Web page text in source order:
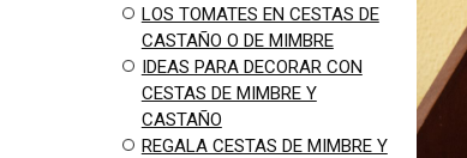
LOS TOMATES EN CESTAS DE
CASTAÑO O DE MIMBRE
IDEAS PARA DECORAR CON
CESTAS DE MIMBRE Y
CASTAÑO
REGALA CESTAS DE MIMBRE Y